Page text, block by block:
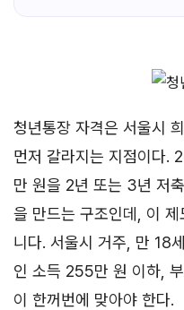
청년통장 자격은 서울시
먼저 갈라지는 지점이다.
만 원을 2년 또는 3년 저
을 만드는 구조인데, 이
니다. 서울시 거주, 만 18
인 소득 255만 원 이하,
이 한꺼번에 맞아야 한다.